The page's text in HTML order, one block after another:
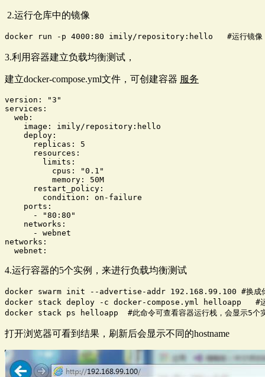
2.运行仓库中的镜像
docker run -p 4000:80 imily/repository:hello   #运行镜像
3.利用容器建立负载均衡测试，
建立docker-compose.yml文件，可创建容器 服务
version: "3"
services:
  web:
    image: imily/repository:hello
    deploy:
      replicas: 5
      resources:
        limits:
          cpus: "0.1"
          memory: 50M
      restart_policy:
        condition: on-failure
    ports:
      - "80:80"
    networks:
      - webnet
networks:
  webnet:
4.运行容器的5个实例，来进行负载均衡测试
docker swarm init --advertise-addr 192.168.99.100 #换成
docker stack deploy -c docker-compose.yml helloapp   #运
docker stack ps helloapp  #此命令可查看容器运行栈，会显示5个
打开浏览器可看到结果，刷新后会显示不同的hostname